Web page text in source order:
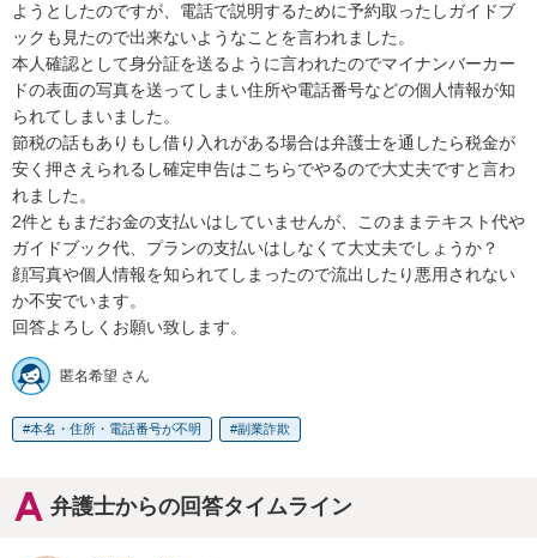
ようとしたのですが、電話で説明するために予約取ったしガイドブ
ックも見たので出来ないようなことを言われました。
本人確認として身分証を送るように言われたのでマイナンバーカー
ドの表面の写真を送ってしまい住所や電話番号などの個人情報が知
られてしまいました。
節税の話もありもし借り入れがある場合は弁護士を通したら税金が
安く押さえられるし確定申告はこちらでやるので大丈夫ですと言わ
れました。
2件ともまだお金の支払いはしていませんが、このままテキスト代や
ガイドブック代、プランの支払いはしなくて大丈夫でしょうか？
顔写真や個人情報を知られてしまったので流出したり悪用されない
か不安でいます。
回答よろしくお願い致します。
匿名希望 さん
本名・住所・電話番号が不明 副業詐欺
弁護士からの回答タイムライン